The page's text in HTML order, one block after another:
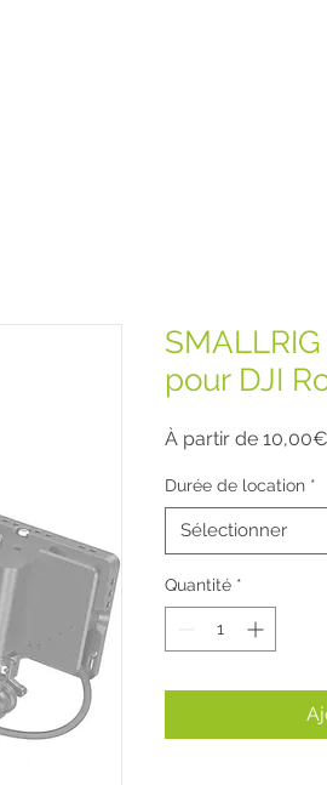
pour DJI
À partir de 10,00€
Durée de location *
Sélectionner
Quantité *